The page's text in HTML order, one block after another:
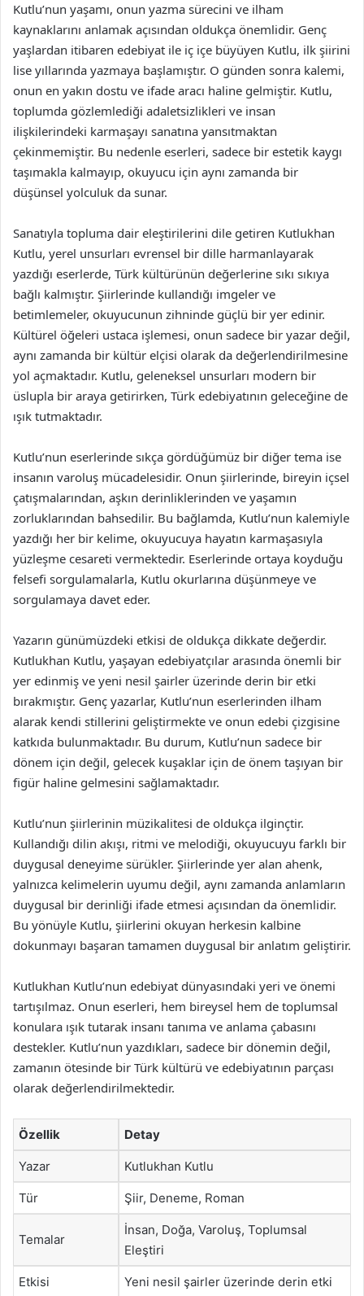
Kutlu’nun yaşamı, onun yazma sürecini ve ilham
kaynaklarını anlamak açısından oldukça önemlidir. Genç
yaşlardan itibaren edebiyat ile iç içe büyüyen Kutlu, ilk şiirini
lise yıllarında yazmaya başlamıştır. O günden sonra kalemi,
onun en yakın dostu ve ifade aracı haline gelmiştir. Kutlu,
toplumda gözlemlediği adaletsizlikleri ve insan
ilişkilerindeki karmaşayı sanatına yansıtmaktan
çekinmemiştir. Bu nedenle eserleri, sadece bir estetik kaygı
taşımakla kalmayıp, okuyucu için aynı zamanda bir
düşünsel yolculuk da sunar.
Sanatıyla topluma dair eleştirilerini dile getiren Kutlukhan
Kutlu, yerel unsurları evrensel bir dille harmanlayarak
yazdığı eserlerde, Türk kültürünün değerlerine sıkı sıkıya
bağlı kalmıştır. Şiirlerinde kullandığı imgeler ve
betimlemeler, okuyucunun zihninde güçlü bir yer edinir.
Kültürel öğeleri ustaca işlemesi, onun sadece bir yazar değil,
aynı zamanda bir kültür elçisi olarak da değerlendirilmesine
yol açmaktadır. Kutlu, geleneksel unsurları modern bir
üslupla bir araya getirirken, Türk edebiyatının geleceğine de
ışık tutmaktadır.
Kutlu’nun eserlerinde sıkça gördüğümüz bir diğer tema ise
insanın varoluş mücadelesidir. Onun şiirlerinde, bireyin içsel
çatışmalarından, aşkın derinliklerinden ve yaşamın
zorluklarından bahsedilir. Bu bağlamda, Kutlu’nun kalemiyle
yazdığı her bir kelime, okuyucuya hayatın karmaşasıyla
yüzleşme cesareti vermektedir. Eserlerinde ortaya koyduğu
felsefi sorgulamalarla, Kutlu okurlarına düşünmeye ve
sorgulamaya davet eder.
Yazarın günümüzdeki etkisi de oldukça dikkate değerdir.
Kutlukhan Kutlu, yaşayan edebiyatçılar arasında önemli bir
yer edinmiş ve yeni nesil şairler üzerinde derin bir etki
bırakmıştır. Genç yazarlar, Kutlu’nun eserlerinden ilham
alarak kendi stillerini geliştirmekte ve onun edebi çizgisine
katkıda bulunmaktadır. Bu durum, Kutlu’nun sadece bir
dönem için değil, gelecek kuşaklar için de önem taşıyan bir
figür haline gelmesini sağlamaktadır.
Kutlu’nun şiirlerinin müzikalitesi de oldukça ilginçtir.
Kullandığı dilin akışı, ritmi ve melodiği, okuyucuyu farklı bir
duygusal deneyime sürükler. Şiirlerinde yer alan ahenk,
yalnızca kelimelerin uyumu değil, aynı zamanda anlamların
duygusal bir derinliği ifade etmesi açısından da önemlidir.
Bu yönüyle Kutlu, şiirlerini okuyan herkesin kalbine
dokunmayı başaran tamamen duygusal bir anlatım geliştirir.
Kutlukhan Kutlu’nun edebiyat dünyasındaki yeri ve önemi
tartışılmaz. Onun eserleri, hem bireysel hem de toplumsal
konulara ışık tutarak insanı tanıma ve anlama çabasını
destekler. Kutlu’nun yazdıkları, sadece bir dönemin değil,
zamanın ötesinde bir Türk kültürü ve edebiyatının parçası
olarak değerlendirilmektedir.
Özellik Detay
Yazar Kutlukhan Kutlu
Tür Şiir, Deneme, Roman
Temalar
İnsan, Doğa, Varoluş, Toplumsal
Eleştiri
Etkisi Yeni nesil şairler üzerinde derin etki